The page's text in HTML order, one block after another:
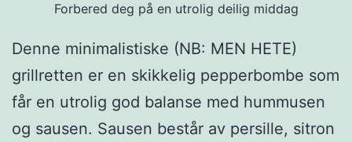
Forbered deg på en utrolig deilig middag
Denne minimalistiske (NB: MEN HETE)
grillretten er en skikkelig pepperbombe som
får en utrolig god balanse med hummusen
og sausen. Sausen består av persille, sitron